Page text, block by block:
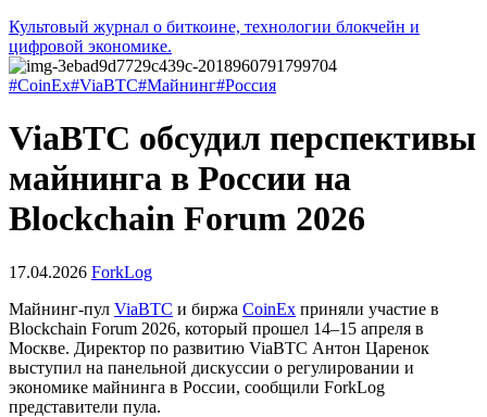
Культовый журнал о биткоине, технологии блокчейн и
цифровой экономике.
#CoinEx#ViaBTC#Майнинг#Россия
ViaBTC обсудил перспективы
майнинга в России на
Blockchain Forum 2026
17.04.2026 ForkLog
Майнинг-пул ViaBTC и биржа CoinEx приняли участие в
Blockchain Forum 2026, который прошел 14–15 апреля в
Москве. Директор по развитию ViaBTC Антон Царенок
выступил на панельной дискуссии о регулировании и
экономике майнинга в России, сообщили ForkLog
представители пула.